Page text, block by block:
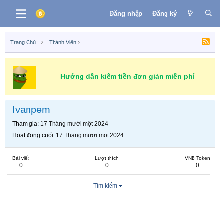
Đăng nhập Đăng ký
Trang Chủ Thành Viên
Hướng dẫn kiếm tiền đơn giản miễn phí
Ivanpem
Tham gia 17 Tháng mười một 2024
Hoạt động cuối 17 Tháng mười một 2024
Bài viết
0
Lượt thích
0
VNB Token
0
Tìm kiếm